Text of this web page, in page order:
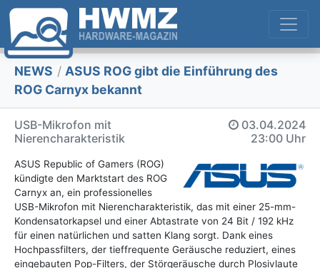
NEWS / ASUS ROG gibt die Einführung des
ROG Carnyx bekannt
USB-Mikrofon mit
Nierencharakteristik
03.04.2024
23:00 Uhr
ASUS Republic of Gamers (ROG)
kündigte den Marktstart des ROG
Carnyx an, ein professionelles
USB-Mikrofon mit Nierencharakteristik, das mit einer 25-mm-
Kondensatorkapsel und einer Abtastrate von 24 Bit / 192 kHz
für einen natürlichen und satten Klang sorgt. Dank eines
Hochpassfilters, der tieffrequente Geräusche reduziert, eines
eingebauten Pop-Filters, der Störgeräusche durch Plosivlaute